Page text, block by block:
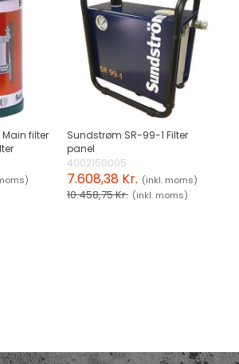
filter
Sundstrøm SR-99-1 Filter
panel
4002150005
7.608,38 Kr. (inkl. moms)
10.458,75 Kr. (inkl. moms)